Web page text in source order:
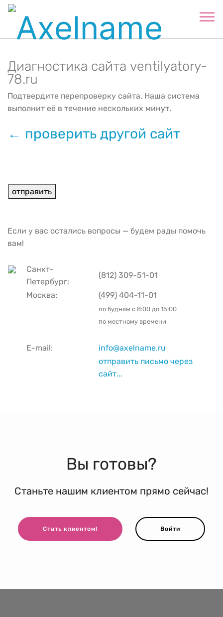
Диагностика сайта ventilyatory-
78.ru
Подтвердите перепроверку сайта. Наша система
выполнит её в течение нескольких минут.
← проверить другой сайт
Если у вас остались вопросы — будем рады помочь
вам!
Санкт-
Петербург:
(812) 309-51-01
Москва: (499) 404-11-01
по будням с 8:00 до 15:00
по местному времени
E-mail:
info@axelname.ru
отправить письмо через
сайт...
Вы готовы?
Станьте нашим клиентом прямо сейчас!
Стать клиентом! Войти